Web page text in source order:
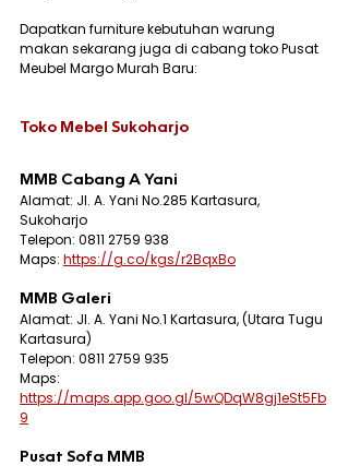
Dapatkan furniture kebutuhan warung
makan sekarang juga di cabang toko Pusat
Meubel Margo Murah Baru:
Toko Mebel Sukoharjo
MMB Cabang A Yani
Alamat: Jl. A. Yani No.285 Kartasura,
Sukoharjo
Telepon: 0811 2759 938
Maps: https://g.co/kgs/r2BqxBo
MMB Galeri
Alamat: Jl. A. Yani No.1 Kartasura, (Utara Tugu
Kartasura)
Telepon: 0811 2759 935
Maps:
https://maps.app.goo.gl/5wQDqW8gj1eSt5Fb
9
Pusat Sofa MMB